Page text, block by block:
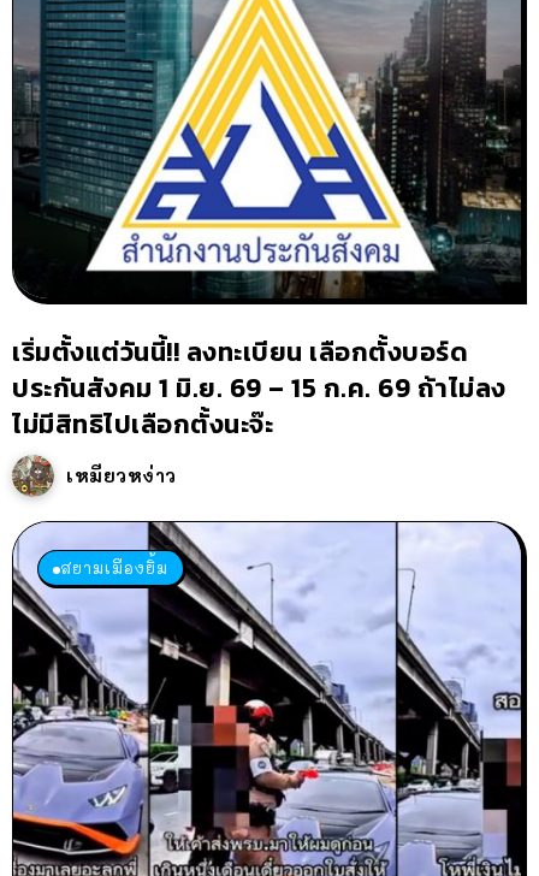
เริ่มตั้งแต่วันนี้!! ลงทะเบียน เลือกตั้งบอร์ด
ประกันสังคม 1 มิ.ย. 69 – 15 ก.ค. 69 ถ้าไม่ลง
ไม่มีสิทธิไปเลือกตั้งนะจ๊ะ
เหมียวหง่าว
สยามเมืองยิ้ม